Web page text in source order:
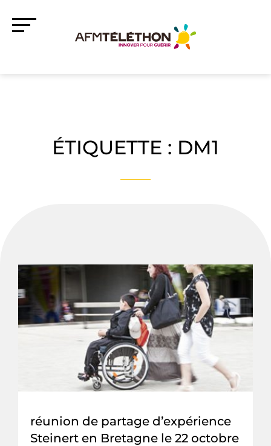
ÉTIQUETTE : DM1
réunion de partage d’expérience
Steinert en Bretagne le 22 octobre